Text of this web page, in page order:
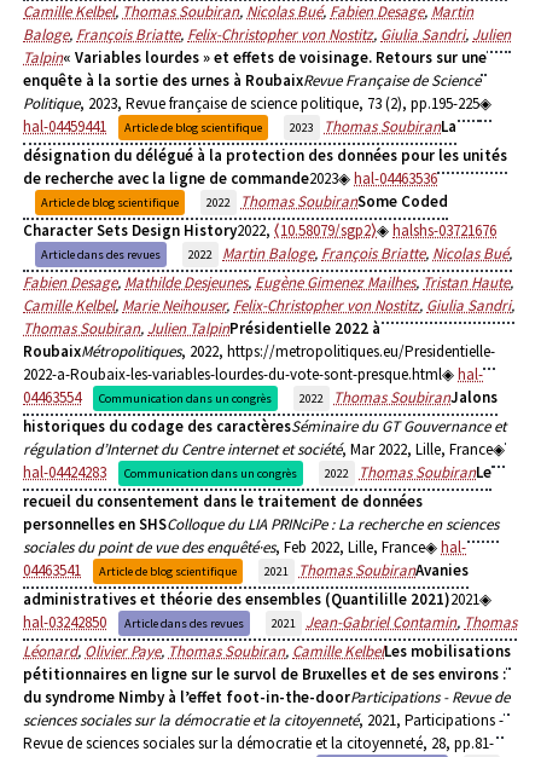
Camille Kelbel, Thomas Soubiran, Nicolas Bué, Fabien Desage, Martin
Baloge, François Briatte, Felix-Christopher von Nostitz, Giulia Sandri, Julien
Talpin« Variables lourdes » et effets de voisinage. Retours sur une
enquête à la sortie des urnes à RoubaixRevue Française de Science
Politique, 2023, Revue française de science politique, 73 (2), pp.195-225
hal-04459441
Article de blog scientifique 2023 Thomas SoubiranLa
désignation du délégué à la protection des données pour les unités
de recherche avec la ligne de commande2023 hal-04463536
Article de blog scientifique 2022 Thomas SoubiranSome Coded
Character Sets Design History2022, ⟨10.58079/sgp2⟩ halshs-03721676
Article dans des revues 2022 Martin Baloge, François Briatte, Nicolas Bué,
Fabien Desage, Mathilde Desjeunes, Eugène Gimenez Mailhes, Tristan Haute,
Camille Kelbel, Marie Neihouser, Felix-Christopher von Nostitz, Giulia Sandri,
Thomas Soubiran, Julien TalpinPrésidentielle 2022 à
RoubaixMétropolitiques, 2022, https://metropolitiques.eu/Presidentielle-
2022-a-Roubaix-les-variables-lourdes-du-vote-sont-presque.html
hal-
04463554
Communication dans un congrès 2022 Thomas SoubiranJalons
historiques du codage des caractèresSéminaire du GT Gouvernance et
régulation d’Internet du Centre internet et société, Mar 2022, Lille, France
hal-04424283
Communication dans un congrès 2022 Thomas SoubiranLe
recueil du consentement dans le traitement de données
personnelles en SHSColloque du LIA PRINciPe : La recherche en sciences
sociales du point de vue des enquêté·es, Feb 2022, Lille, France
hal-
04463541
Article de blog scientifique 2021 Thomas SoubiranAvanies
administratives et théorie des ensembles (Quantilille 2021)2021
hal-03242850
Article dans des revues 2021 Jean-Gabriel Contamin, Thomas
Léonard, Olivier Paye, Thomas Soubiran, Camille KelbelLes mobilisations
pétitionnaires en ligne sur le survol de Bruxelles et de ses environs :
du syndrome Nimby à l’effet foot-in-the-doorParticipations - Revue de
sciences sociales sur la démocratie et la citoyenneté, 2021, Participations -
Revue de sciences sociales sur la démocratie et la citoyenneté, 28, pp.81-